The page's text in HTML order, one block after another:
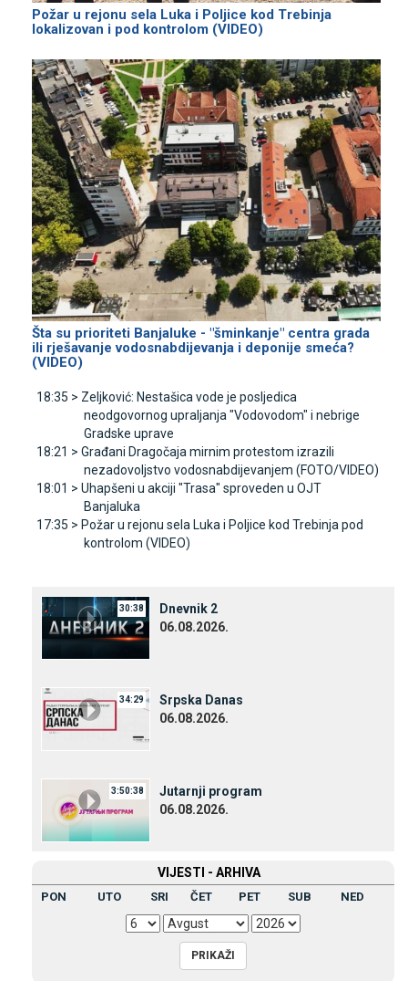
Požar u rejonu sela Luka i Poljice kod Trebinja
lokalizovan i pod kontrolom (VIDEO)
Šta su prioriteti Banjaluke - "šminkanje" centra grada
ili rješavanje vodosnabdijevanja i deponije smeća?
(VIDEO)
18:35 > Zeljković: Nestašica vode je posljedica
neodgovornog upraljanja "Vodovodom" i nebrige
Gradske uprave
18:21 > Građani Dragočaja mirnim protestom izrazili
nezadovoljstvo vodosnabdijevanjem (FOTO/VIDEO)
18:01 > Uhapšeni u akciji "Trasa" sproveden u OЈT
Banjaluka
17:35 > Požar u rejonu sela Luka i Poljice kod Trebinja pod
kontrolom (VIDEO)
30:38
Dnevnik 2
06.08.2026.
34:29
Srpska Danas
06.08.2026.
3:50:38
Јutarnji program
06.08.2026.
VIЈESTI - ARHIVA
PON UTO SRI ČET PET SUB NED